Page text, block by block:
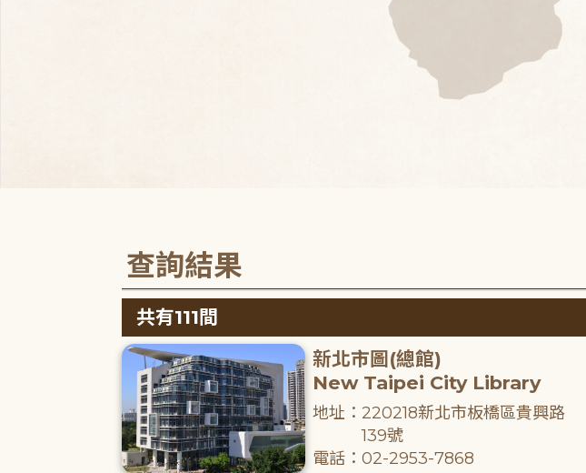
查詢結果
共有111間
新北市圖(總館)
New Taipei City Library
地址：220218新北市板橋區貴興路
139號
電話：02-2953-7868